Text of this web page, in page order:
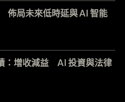
佈局未來低時延與 AI 智能
：增收減益 AI 投資與法律